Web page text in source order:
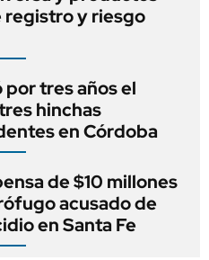
registro y riesgo
tres años el
hinchas
en Córdoba
de $10 millones
acusado de
en Santa Fe